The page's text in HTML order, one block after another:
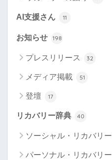
AI支援さん 11
お知らせ 198
プレスリリース 32
メディア掲載 51
登壇 17
リカバリー辞典 40
ソーシャル・リカバリー
パーソナル・リカバリー